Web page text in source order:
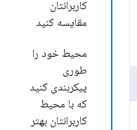
کاربرانتان
مقایسه کنید
محیط خود را
طوری
پیکربندی کنید
که با محیط
کاربرانتان بهتر